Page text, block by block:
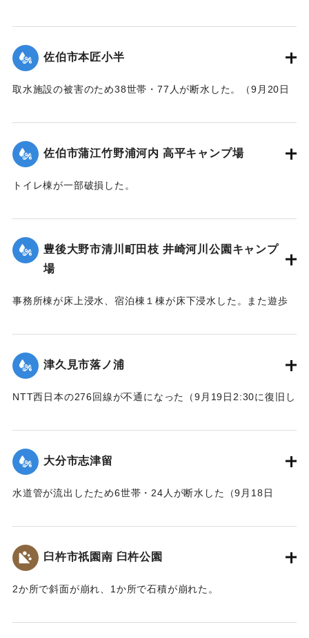
｜固有コード:01204089
佐伯市本匠小半
取水施設の被害のため38世帯・77人が断水した。（9月20日
佐伯市蒲江竹野浦河内 高平キャンプ場
トイレ棟が一部破損した。
｜固有コード:01204084
豊後大野市清川町田枝 井崎河川公園キャンプ
場
事務所棟が床上浸水、宿泊棟１棟が床下浸水した。また遊歩
津久見市落ノ浦
NTT西日本の276回線が不通になった（9月19日2:30に復旧し
大分市志津留
水道管が流出したため6世帯・24人が断水した（9月18日
臼杵市祇園南 臼杵公園
2か所で斜面が崩れ、1か所で石積が崩れた。
｜固有コード:01204080